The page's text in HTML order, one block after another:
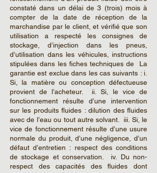
constaté dans un délai de 3 (trois) mois à
compter de la date de réception de la
marchandise par le client, et vérifié que son
utilisation a respecté les consignes de
stockage, d’injection dans les pneus,
d’utilisation dans les véhicules, instructions
stipulées dans les fiches techniques de La
garantie est exclue dans les cas suivants : i.
Si, la matière ou conception défectueuse
provient de l’acheteur. ii. Si, le vice de
fonctionnement résulte d’une intervention
sur les produits fluides : dilution des fluides
avec de l’eau ou tout autre solvant. iii. Si, le
vice de fonctionnement résulte d’une usure
normale du produit, d’une négligence, d’un
défaut d’entretien : respect des conditions
de stockage et conservation. iv. Du non-
respect des capacités des fluides dont